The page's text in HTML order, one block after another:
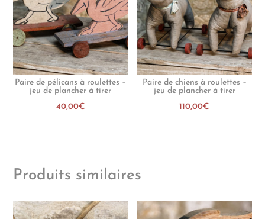
Paire de pélicans à roulettes –
jeu de plancher à tirer
40,00€
Paire de chiens à roulettes –
jeu de plancher à tirer
110,00€
Produits similaires